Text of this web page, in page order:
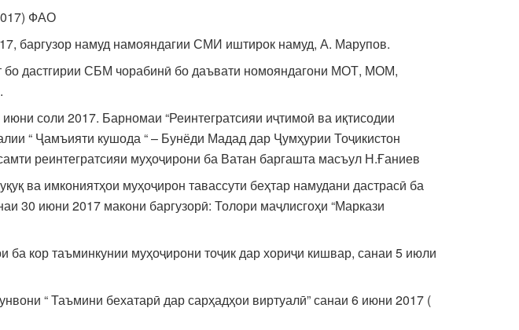
ФАО
баргузор намуд намояндагии СМИ иштирок намуд, А. Марупов.
бо дастгирии СБМ чорабинӣ бо даъвати номояндагони МОТ, МОМ,
соли 2017. Барномаи “Реинтегратсияи иҷтимоӣ ва иқтисодии
“ Ҷамъияти кушода “ – Бунёди Мадад дар Ҷумҳурии Тоҷикистон
реинтегратсияи муҳоҷирони ба Ватан баргашта масъул Н.Ғаниев
ва имкониятҳои муҳоҷирон тавассути беҳтар намудани дастрасӣ ба
30 июни 2017 макони баргузорӣ: Толори маҷлисгоҳи “Маркази
кор таъминкунии муҳоҷирони тоҷик дар хориҷи кишвар, санаи 5 июли
“ Таъмини бехатарӣ дар сарҳадҳои виртуалӣ” санаи 6 июни 2017 (